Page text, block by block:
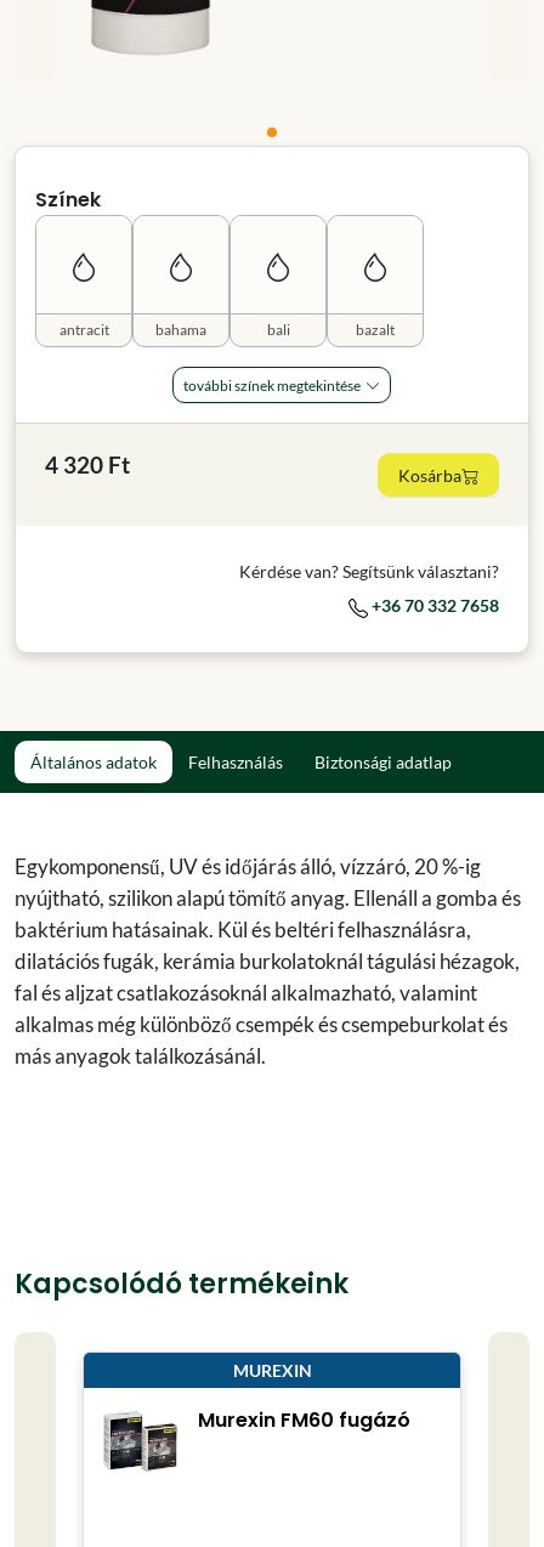
Színek
antracit bahama bali bazalt
további színek megtekintése
4 320 Ft Kosárba
Kérdése van? Segítsünk választani?
+36 70 332 7658
Általános adatok Felhasználás Biztonsági adatlap
Egykomponensű, UV és időjárás álló, vízzáró, 20 %-ig
nyújtható, szilikon alapú tömítő anyag. Ellenáll a gomba és
baktérium hatásainak. Kül és beltéri felhasználásra,
dilatációs fugák, kerámia burkolatoknál tágulási hézagok,
fal és aljzat csatlakozásoknál alkalmazható, valamint
alkalmas még különböző csempék és csempeburkolat és
más anyagok találkozásánál.
Kapcsolódó termékeink
MUREXIN
Murexin FM60 fugázó